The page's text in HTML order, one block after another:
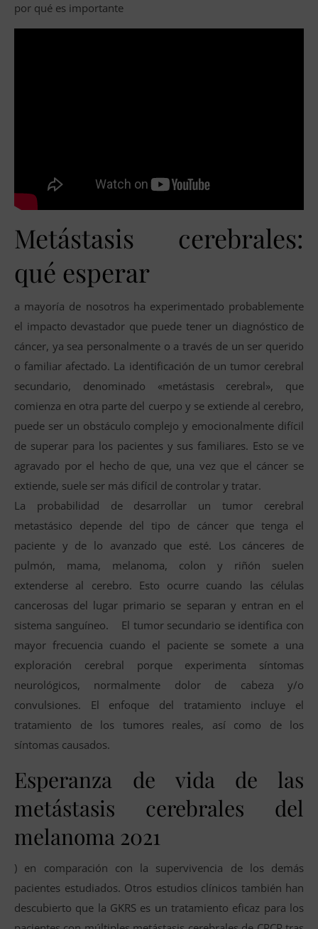
por qué es importante
Metástasis cerebrales:
qué esperar
a mayoría de nosotros ha experimentado probablemente
el impacto devastador que puede tener un diagnóstico de
cáncer, ya sea personalmente o a través de un ser querido
o familiar afectado. La identificación de un tumor cerebral
secundario, denominado «metástasis cerebral», que
comienza en otra parte del cuerpo y se extiende al cerebro,
puede ser un obstáculo complejo y emocionalmente difícil
de superar para los pacientes y sus familiares. Esto se ve
agravado por el hecho de que, una vez que el cáncer se
extiende, suele ser más difícil de controlar y tratar.
La probabilidad de desarrollar un tumor cerebral
metastásico depende del tipo de cáncer que tenga el
paciente y de lo avanzado que esté. Los cánceres de
pulmón, mama, melanoma, colon y riñón suelen
extenderse al cerebro. Esto ocurre cuando las células
cancerosas del lugar primario se separan y entran en el
sistema sanguíneo. El tumor secundario se identifica con
mayor frecuencia cuando el paciente se somete a una
exploración cerebral porque experimenta síntomas
neurológicos, normalmente dolor de cabeza y/o
convulsiones. El enfoque del tratamiento incluye el
tratamiento de los tumores reales, así como de los
síntomas causados.
Esperanza de vida de las
metástasis cerebrales del
melanoma 2021
) en comparación con la supervivencia de los demás
pacientes estudiados. Otros estudios clínicos también han
descubierto que la GKRS es un tratamiento eficaz para los